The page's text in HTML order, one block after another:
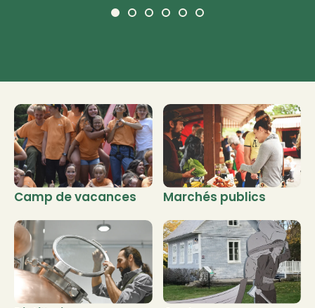
Camp de vacances Marchés publics